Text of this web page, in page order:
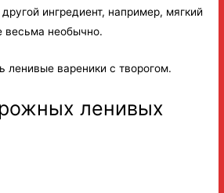
ингредиент, например, мягкий
весьма необычно.
ленивые вареники с творогом.
ленивых